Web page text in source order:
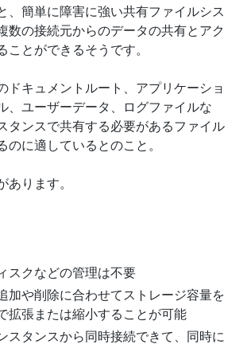
、簡単に障害に強い共有ファイルシス
数の接続元からのデータの共有とアク
ことができるそうです。
ドキュメントルート、アプリケーショ
、ユーザーデータ、ログファイルな
タンスで共有する必要があるファイル
のに適しているとのこと。
あります。
スクなどの管理は不要
加や削除に合わせてストレージ容量を
拡張または縮小することが可能
スタンスから同時接続できて、同時に